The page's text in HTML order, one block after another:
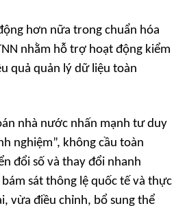
hơn nữa trong chuẩn hóa
nhằm hỗ trợ hoạt động kiểm
quả quản lý dữ liệu toàn
nhà nước nhấn mạnh tư duy
nghiệm”, không cầu toàn
đổi số và thay đổi nhanh
sát thông lệ quốc tế và thực
vừa điều chỉnh, bổ sung thể